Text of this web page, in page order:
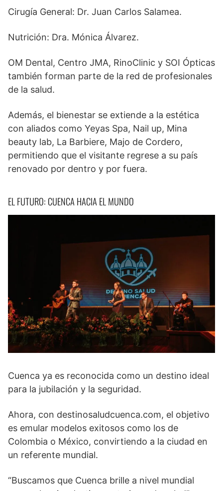
Cirugía General: Dr. Juan Carlos Salamea.
Nutrición: Dra. Mónica Álvarez.
OM Dental, Centro JMA, RinoClinic y SOI Ópticas
también forman parte de la red de profesionales
de la salud.
Además, el bienestar se extiende a la estética
con aliados como Yeyas Spa, Nail up, Mina
beauty lab, La Barbiere, Majo de Cordero,
permitiendo que el visitante regrese a su país
renovado por dentro y por fuera.
EL FUTURO: CUENCA HACIA EL MUNDO
Cuenca ya es reconocida como un destino ideal
para la jubilación y la seguridad.
Ahora, con destinosaludcuenca.com, el objetivo
es emular modelos exitosos como los de
Colombia o México, convirtiendo a la ciudad en
un referente mundial.
“Buscamos que Cuenca brille a nivel mundial